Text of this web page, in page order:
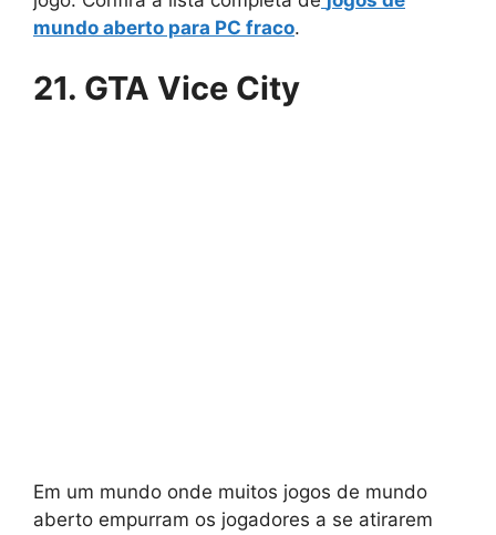
mundo aberto para PC fraco.
21. GTA Vice City
Em um mundo onde muitos jogos de mundo
aberto empurram os jogadores a se atirarem